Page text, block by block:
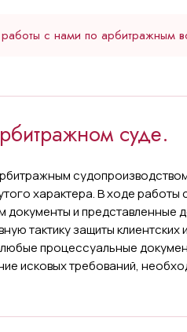
с нами по арбитражным
и адвокаты по
любой сложности;
судебные услуги по
по арбитражным делам в
с противной стороны
суде.
характера. В ходе работы
документы и представленные
тактику защиты
процессуальные
исковых требований,